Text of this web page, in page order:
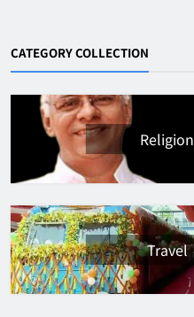
CATEGORY COLLECTION
Religion
Travel